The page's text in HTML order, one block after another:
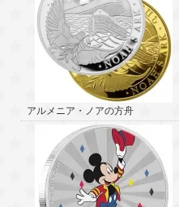
アルメニア・ノアの方舟